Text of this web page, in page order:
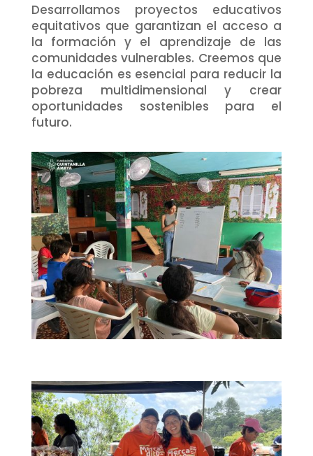
Desarrollamos proyectos educativos
equitativos que garantizan el acceso a
la formación y el aprendizaje de las
comunidades vulnerables. Creemos que
la educación es esencial para reducir la
pobreza multidimensional y crear
oportunidades sostenibles para el
futuro.